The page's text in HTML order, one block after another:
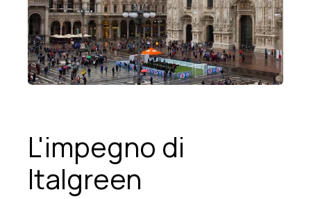
L'impegno di
Italgreen